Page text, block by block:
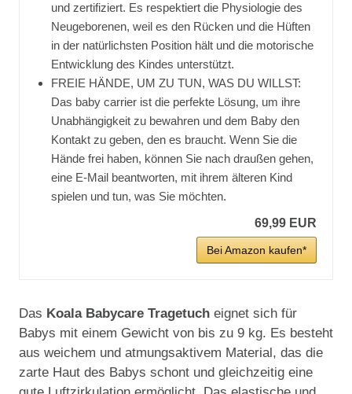
und zertifiziert. Es respektiert die Physiologie des
Neugeborenen, weil es den Rücken und die Hüften
in der natürlichsten Position hält und die motorische
Entwicklung des Kindes unterstützt.
FREIE HÄNDE, UM ZU TUN, WAS DU WILLST:
Das baby carrier ist die perfekte Lösung, um ihre
Unabhängigkeit zu bewahren und dem Baby den
Kontakt zu geben, den es braucht. Wenn Sie die
Hände frei haben, können Sie nach draußen gehen,
eine E-Mail beantworten, mit ihrem älteren Kind
spielen und tun, was Sie möchten.
69,99 EUR
Bei Amazon kaufen*
Das Koala Babycare Tragetuch eignet sich für
Babys mit einem Gewicht von bis zu 9 kg. Es besteht
aus weichem und atmungsaktivem Material, das die
zarte Haut des Babys schont und gleichzeitig eine